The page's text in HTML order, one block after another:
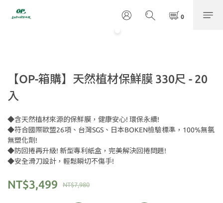
【OP-箱購】天然植材保鮮膜 330尺 - 20
入
◆含天然植材來源的保鮮膜，健康安心! 環保永續!
◆符合國際歐盟26項、台灣SGS、日本BOKEN檢驗標準，100%無氯
無塑化劑!
◆防回捲再升級! 新型專利紙盒，完美解決回捲問題!
◆安全滑刀設計，輕鬆瞬切不傷手!
NT$7,980
NT$3,499